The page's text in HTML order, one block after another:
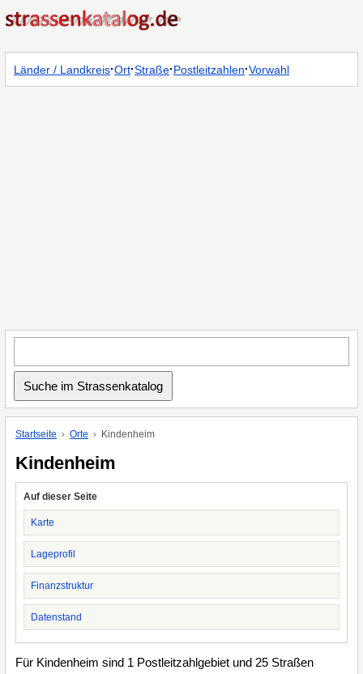
Länder / Landkreis·Ort·Straße·Postleitzahlen·Vorwahl
Startseite Orte Kindenheim
Kindenheim
Auf dieser Seite
Karte
Lageprofil
Finanzstruktur
Datenstand
Für Kindenheim sind 1 Postleitzahlgebiet und 25 Straßen